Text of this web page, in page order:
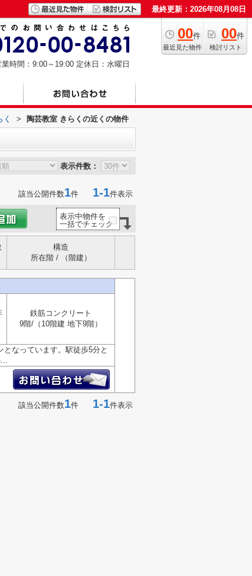
最終更新：2026年08月08日
00件
最近見た物件
00件
検討リスト
業時間：9:00～19:00 定休日：水曜日
く > 陶芸教室 きらくの近くの物件
表示件数：
該当公開件数1件 1-1件表示
表示中物件を
一括でチェック
構造
所在階 / （階建）
鉄筋コンクリート
9階/（10階建 地下9階）
なっています。駅徒歩5分と
該当公開件数1件 1-1件表示